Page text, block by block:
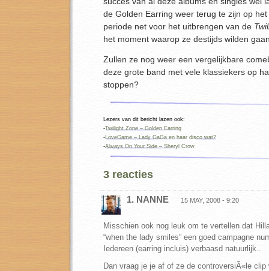
de Golden Earring weer terug te zijn op
periode net voor het uitbrengen van de
het moment waarop ze destijds wilden
Zullen ze nog weer een vergelijkbare
deze grote band met vele klassiekers op
stoppen?
Lezers van dit bericht lazen ook:
-Twilight Zone – Golden Earring
-LoveGame – Lady GaGa en haar disco wat?
-Always On Your Side – Sheryl Crow
3 reacties
1. NANNE 15 MAY, 2008 - 9:20
Misschien ook nog leuk om te vertellen dat
“when the lady smiles” een goed campagne
Iedereen (earring incluis) verbaasd natuurlijk..
Dan vraag je je af of ze de controversiÃ«le clip